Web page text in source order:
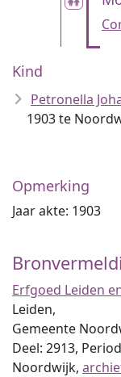
Kind
Petronella
1903 te
Opmerking
Jaar akte: 1903
Erfgoed Leiden
Leiden,
Gemeente
Deel: 2913,
Noordwijk,